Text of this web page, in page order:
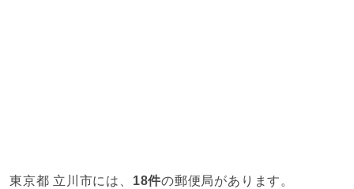
東京都 立川市には、 18件の郵便局があります。